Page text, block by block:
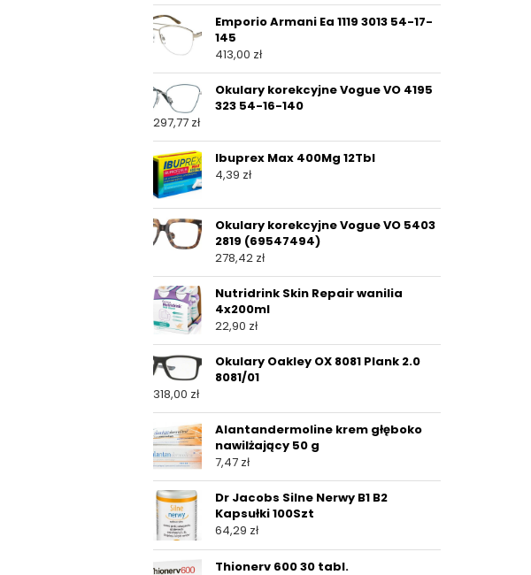
Emporio Armani Ea 1119 3013 54-17-
145
413,00 zł
Okulary korekcyjne Vogue VO 4195
323 54-16-140
297,77 zł
Ibuprex Max 400Mg 12Tbl
4,39 zł
Okulary korekcyjne Vogue VO 5403
2819 (69547494)
278,42 zł
Nutridrink Skin Repair wanilia
4x200ml
22,90 zł
Okulary Oakley OX 8081 Plank 2.0
8081/01
318,00 zł
Alantandermoline krem głęboko
nawilżający 50 g
7,47 zł
Dr Jacobs Silne Nerwy B1 B2
Kapsułki 100Szt
64,29 zł
Thionerv 600 30 tabl.